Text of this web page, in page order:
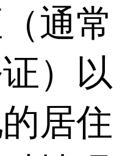
通常
）以
居住